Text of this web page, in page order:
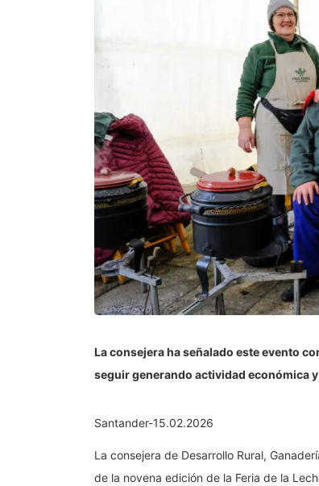
La consejera ha señalado este evento
seguir generando actividad económica
Santander-15.02.2026
La consejera de Desarrollo Rural,
de la novena edición de la Feria de la